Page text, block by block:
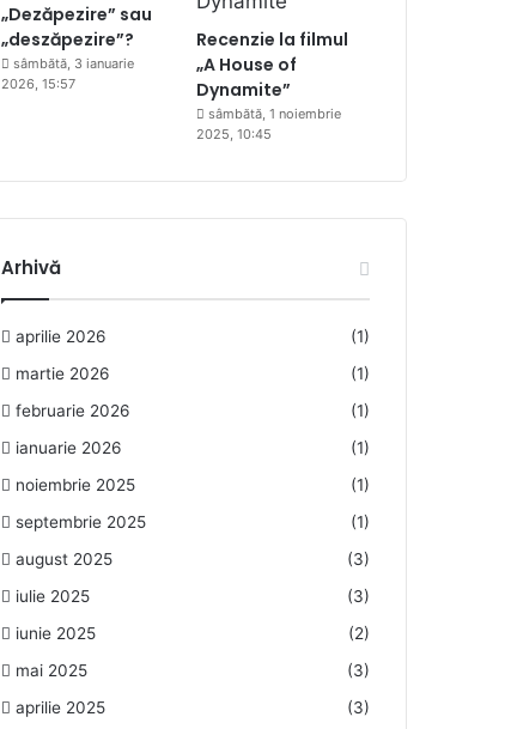
„Dezăpezire” sau
„deszăpezire”?
sâmbătă, 3 ianuarie
2026, 15:57
Recenzie la filmul
„A House of
Dynamite”
sâmbătă, 1 noiembrie
2025, 10:45
Arhivă
aprilie 2026
(1)
martie 2026
(1)
februarie 2026
(1)
ianuarie 2026
(1)
noiembrie 2025
(1)
septembrie 2025
(1)
august 2025
(3)
iulie 2025
(3)
iunie 2025
(2)
mai 2025
(3)
aprilie 2025
(3)